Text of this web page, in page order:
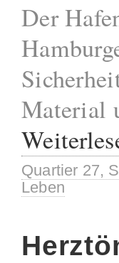
Der
Material
Quartier 27,
Leben